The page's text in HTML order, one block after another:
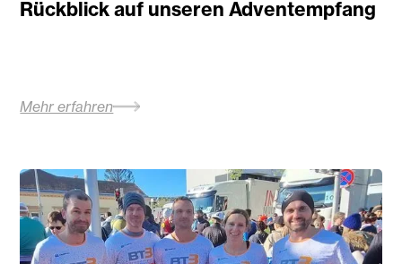
Rückblick auf unseren Adventempfang
Mehr erfahren